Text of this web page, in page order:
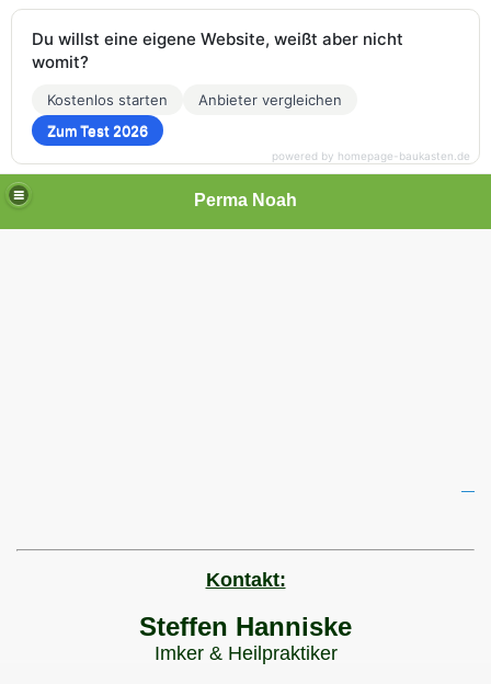
Perma Noah
Kontakt:
Steffen Hanniske
Imker & Heilpraktiker
Du willst eine eigene Website, weißt aber nicht
womit?
Kostenlos starten
Anbieter vergleichen
Zum Test 2026
powered by homepage-baukasten.de